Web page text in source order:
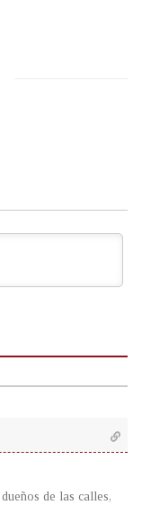
de las calles,